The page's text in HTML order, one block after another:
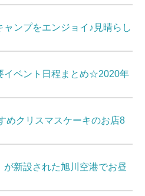
ンプをエンジョイ♪見晴らし
イベント日程まとめ☆2020年
めクリスマスケーキのお店8
新設された旭川空港でお昼